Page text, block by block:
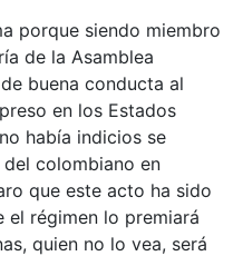
porque siendo miembro
de la Asamblea
buena conducta al
en los Estados
había indicios se
colombiano en
que este acto ha sido
el régimen lo premiará
quien no lo vea, será